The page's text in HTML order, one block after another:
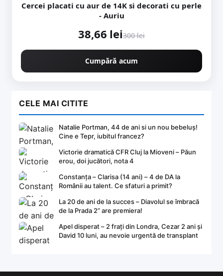
Cercei placati cu aur de 14K si decorati cu perle
- Auriu
38,66 lei300 lei
Cumpără acum
CELE MAI CITITE
Natalie Portman, 44 de ani si un nou bebeluș!
Cine e Tepr, iubitul francez?
Victorie dramatică CFR Cluj la Mioveni – Păun
erou, doi jucători, nota 4
Constanța – Clarisa (14 ani) – 4 de DA la
Românii au talent. Ce sfaturi a primit?
La 20 de ani de la succes – Diavolul se îmbracă
de la Prada 2” are premiera!
Apel disperat – 2 frați din Londra, Cezar 2 ani și
David 10 luni, au nevoie urgentă de transplant